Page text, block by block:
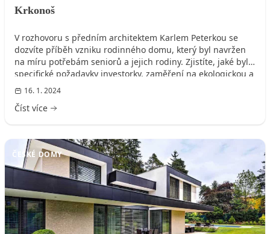
Krkonoš
V rozhovoru s předním architektem Karlem Peterkou se
dozvíte příběh vzniku rodinného domu, který byl navržen
na míru potřebám seniorů a jejich rodiny. Zjistíte, jaké byly
specifické požadavky investorky, zaměření na ekologickou a
energeticky efektivní stavbu, a proč byla dána přednost
tradičním stavebním materiálům, jako je cihla. Architekt
také sdílí své zkušenosti s autorským dozorem, zpětnou
vazbou od klientů a detaily o procesu projektování.
16. 1. 2024
Číst více
ČESKÉ DOMY